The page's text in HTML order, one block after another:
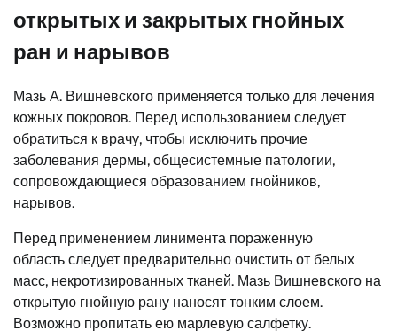
открытых и закрытых гнойных
ран и нарывов
Мазь А. Вишневского применяется только для лечения
кожных покровов. Перед использованием следует
обратиться к врачу, чтобы исключить прочие
заболевания дермы, общесистемные патологии,
сопровождающиеся образованием гнойников,
нарывов.
Перед применением линимента пораженную
область следует предварительно очистить от белых
масс, некротизированных тканей. Мазь Вишневского на
открытую гнойную рану наносят тонким слоем.
Возможно пропитать ею марлевую салфетку.